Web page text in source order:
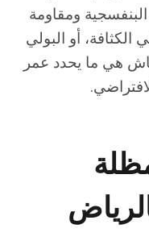
ومقاومة
أو البولي
هي ما يحدد عمر